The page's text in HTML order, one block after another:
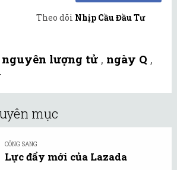
Theo dõi Nhịp Cầu Đầu Tư
lượng tử , ngày Q ,
mục
CÔNG SANG
Lực đẩy mới của Lazada